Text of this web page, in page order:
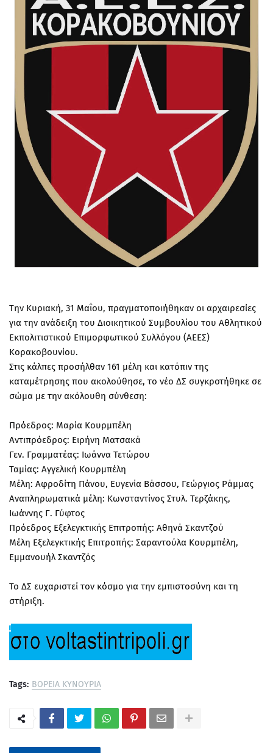
Την Κυριακή, 31 Μαΐου, πραγματοποιήθηκαν οι αρχαιρεσίες
για την ανάδειξη του Διοικητικού Συμβουλίου του Αθλητικού
Εκπολιτιστικού Επιμορφωτικού Συλλόγου (ΑΕΕΣ)
Κορακοβουνίου.
Στις κάλπες προσήλθαν 161 μέλη και κατόπιν της
καταμέτρησης που ακολούθησε, το νέο ΔΣ συγκροτήθηκε σε
σώμα με την ακόλουθη σύνθεση:
Πρόεδρος: Μαρία Κουρμπέλη
Αντιπρόεδρος: Ειρήνη Ματσακά
Γεν. Γραμματέας: Ιωάννα Τετώρου
Ταμίας: Αγγελική Κουρμπέλη
Μέλη: Αφροδίτη Πάνου, Ευγενία Βάσσου, Γεώργιος Ράμμας
Αναπληρωματικά μέλη: Κωνσταντίνος Στυλ. Τερζάκης,
Ιωάννης Γ. Γύφτος
Πρόεδρος Εξελεγκτικής Επιτροπής: Αθηνά Σκαντζού
Μέλη Εξελεγκτικής Επιτροπής: Σαραντούλα Κουρμπέλη,
Εμμανουήλ Σκαντζός
Το ΔΣ ευχαριστεί τον κόσμο για την εμπιστοσύνη και τη
στήριξη.
Tags: ΒΟΡΕΙΑ ΚΥΝΟΥΡΙΑ